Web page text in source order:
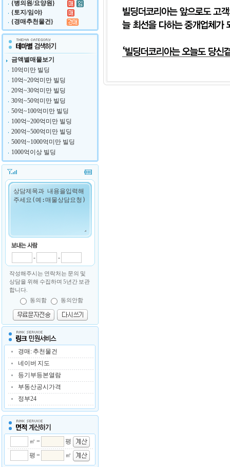
{병의원/요양원}
{토지/임야}
{경매추천물건}
금액별매물보기
10억미만 빌딩
10억~20억미만 빌딩
20억~30억미만 빌딩
30억~50억미만 빌딩
50억~100억미만 빌딩
100억~200억미만 빌딩
200억~500억미만 빌딩
500억~1000억미만 빌딩
1000억이상 빌딩
- -
작성해주시는 연락처는 문의 및
상담을 위해 수집하며 5년간 보관
합니다.
동의함
동의안함
경매: 추천물건
네이버 지도
등기부등본열람
부동산공시가격
정부24
㎡ =
평
평 =
㎡